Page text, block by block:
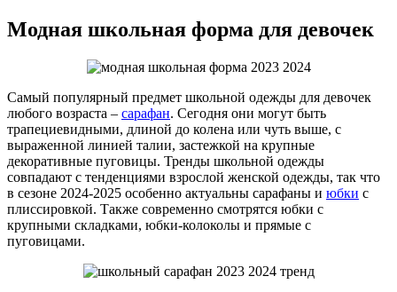
Модная школьная форма для девочек
Самый популярный предмет школьной одежды для девочек
любого возраста – сарафан. Сегодня они могут быть
трапециевидными, длиной до колена или чуть выше, с
выраженной линией талии, застежкой на крупные
декоративные пуговицы. Тренды школьной одежды
совпадают с тенденциями взрослой женской одежды, так что
в сезоне 2024-2025 особенно актуальны сарафаны и юбки с
плиссировкой. Также современно смотрятся юбки с
крупными складками, юбки-колоколы и прямые с
пуговицами.